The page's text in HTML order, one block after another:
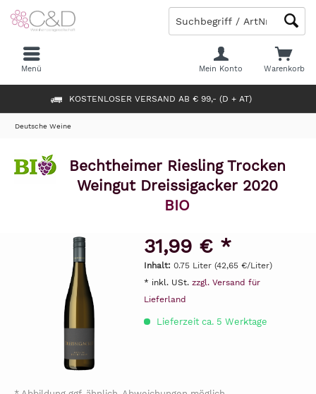
KOSTENLOSER VERSAND AB € 99,- (D + AT)
Warenkorb
Mein Konto
Menü
Deutsche Weine
Bechtheimer Riesling Trocken
Weingut Dreissigacker 2020
BIO
31,99 € *
Inhalt: 0.75 Liter (42,65 €/Liter)
* inkl. USt. zzgl. Versand für
Lieferland
Lieferzeit ca. 5 Werktage